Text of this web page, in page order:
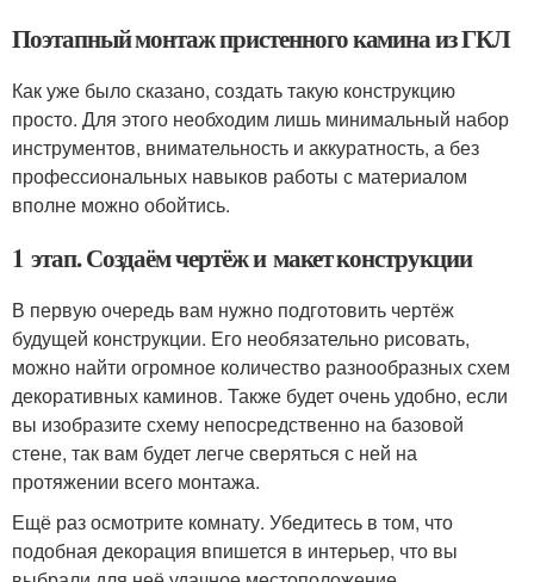
Поэтапный монтаж пристенного камина из ГКЛ
Как уже было сказано, создать такую конструкцию
просто. Для этого необходим лишь минимальный набор
инструментов, внимательность и аккуратность, а без
профессиональных навыков работы с материалом
вполне можно обойтись.
1 этап. Создаём чертёж и макет конструкции
В первую очередь вам нужно подготовить чертёж
будущей конструкции. Его необязательно рисовать,
можно найти огромное количество разнообразных схем
декоративных каминов. Также будет очень удобно, если
вы изобразите схему непосредственно на базовой
стене, так вам будет легче сверяться с ней на
протяжении всего монтажа.
Ещё раз осмотрите комнату. Убедитесь в том, что
подобная декорация впишется в интерьер, что вы